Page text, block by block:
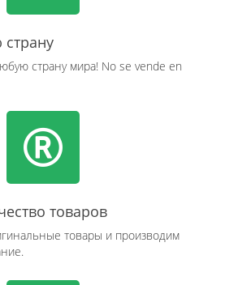
страну мира! No se vende en
товаров
товары и производим